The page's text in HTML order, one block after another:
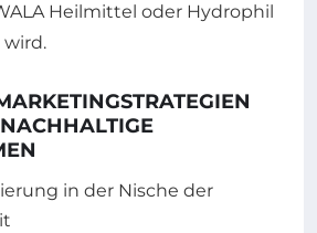
Heilmittel oder Hydrophil
in der Nische der